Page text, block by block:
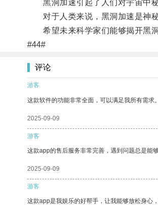
黑洞加速引起了人们对宇宙中秘
对于人类来说，黑洞加速是神秘
希望未来科学家们能够揭开黑洞
#44#
评论
游客
这款软件的功能非常全面，可以满足我所有需求。
2025-09-09
游客
这款app的售后服务非常完善，遇到问题总是能
2025-09-09
游客
这款app是我娱乐的好帮手，让我能够放松身心